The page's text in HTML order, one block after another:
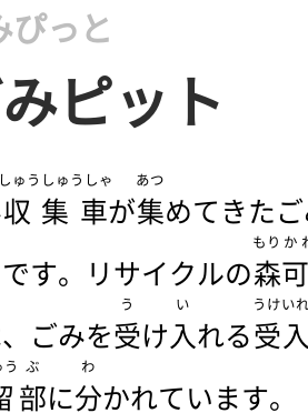
ぴっと
ピット
収集車
しゅうしゅうしゃ
が集
あつ
めてきた
す。リサイクルの森
もり か
ごみを受
う
け入
い
れる受
うけい
部
ぶ
に分
わ
かれています。